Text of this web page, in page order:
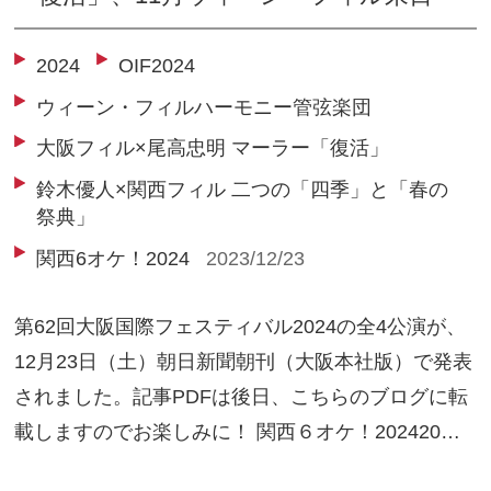
2024
OIF2024
ウィーン・フィルハーモニー管弦楽団
大阪フィル×尾高忠明 マーラー「復活」
鈴木優人×関西フィル 二つの「四季」と「春の
祭典」
関西6オケ！2024
2023/12/23
第62回大阪国際フェスティバル2024の全4公演が、
12月23日（土）朝日新聞朝刊（大阪本社版）で発表
されました。記事PDFは後日、こちらのブログに転
載しますのでお楽しみに！ 関西６オケ！202420…